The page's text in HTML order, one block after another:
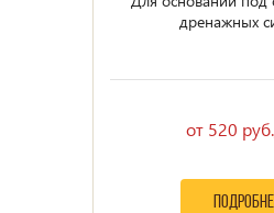
дренажных
от 520